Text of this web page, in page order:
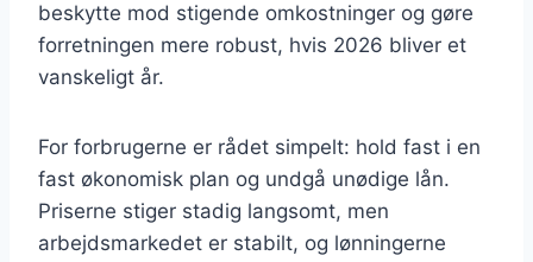
beskytte mod stigende omkostninger og gøre
forretningen mere robust, hvis 2026 bliver et
vanskeligt år.
For forbrugerne er rådet simpelt: hold fast i en
fast økonomisk plan og undgå unødige lån.
Priserne stiger stadig langsomt, men
arbejdsmarkedet er stabilt, og lønningerne